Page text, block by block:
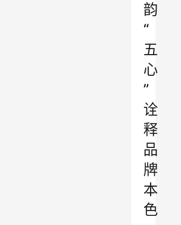
韵
“
五
心
”
诠
释
品
牌
本
色